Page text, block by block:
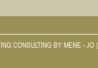
CONSULTING BY MENE - JO